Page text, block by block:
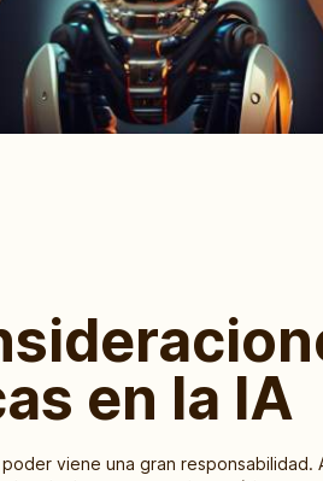
en la IA
viene una gran responsabilidad.